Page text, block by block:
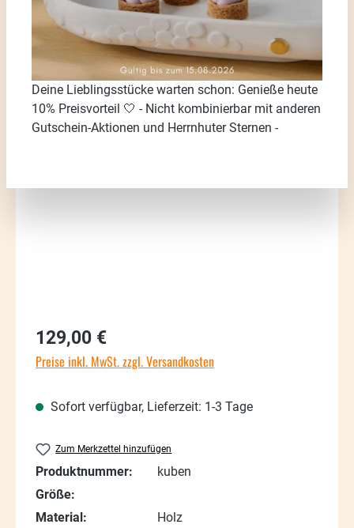
Regulärer Preis:
129,00 €
Preise inkl. MwSt. zzgl. Versandkosten
Sofort verfügbar, Lieferzeit: 1-3 Tage
Zum Merkzettel hinzufügen
Produktnummer:
kuben
Größe:
Material:
Holz
Deine Lieblingsstücke warten schon: Genieße heute
10% Preisvorteil 🤍 - Nicht kombinierbar mit anderen
Gutschein-Aktionen und Herrnhuter Sternen -